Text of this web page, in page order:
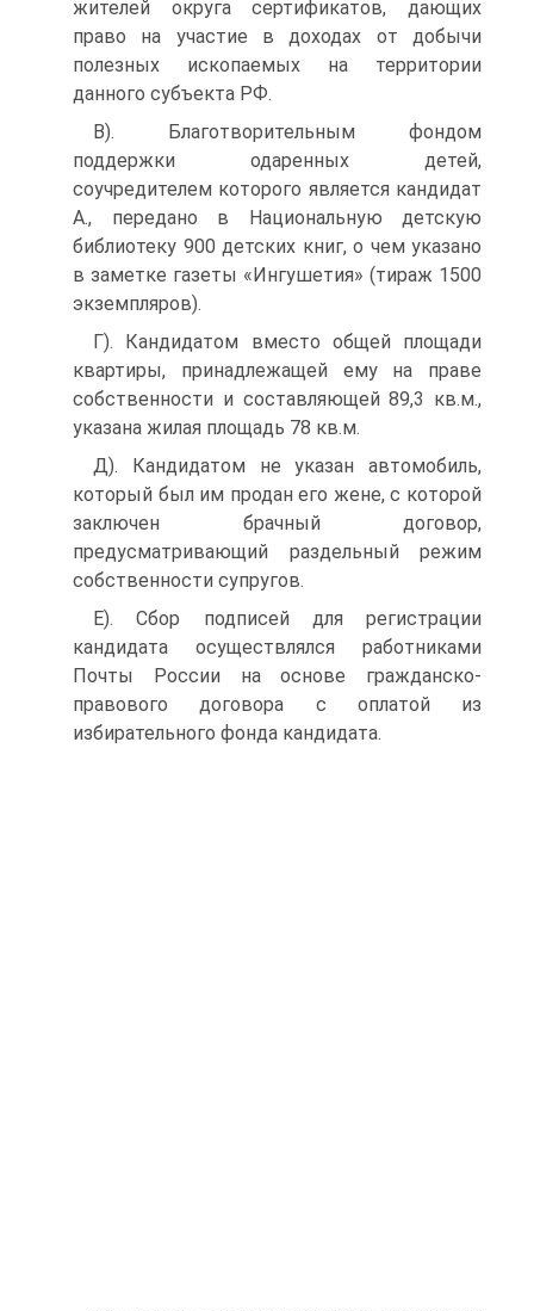
жителей округа сертификатов, дающих
право на участие в доходах от добычи
полезных ископаемых на территории
данного субъекта РФ.
В). Благотворительным фондом
поддержки одаренных детей,
соучредителем которого является кандидат
А., передано в Национальную детскую
библиотеку 900 детских книг, о чем указано
в заметке газеты «Ингушетия» (тираж 1500
экземпляров).
Г). Кандидатом вместо общей площади
квартиры, принадлежащей ему на праве
собственности и составляющей 89,3 кв.м.,
указана жилая площадь 78 кв.м.
Д). Кандидатом не указан автомобиль,
который был им продан его жене, с которой
заключен брачный договор,
предусматривающий раздельный режим
собственности супругов.
Е). Сбор подписей для регистрации
кандидата осуществлялся работниками
Почты России на основе гражданско-
правового договора с оплатой из
избирательного фонда кандидата.